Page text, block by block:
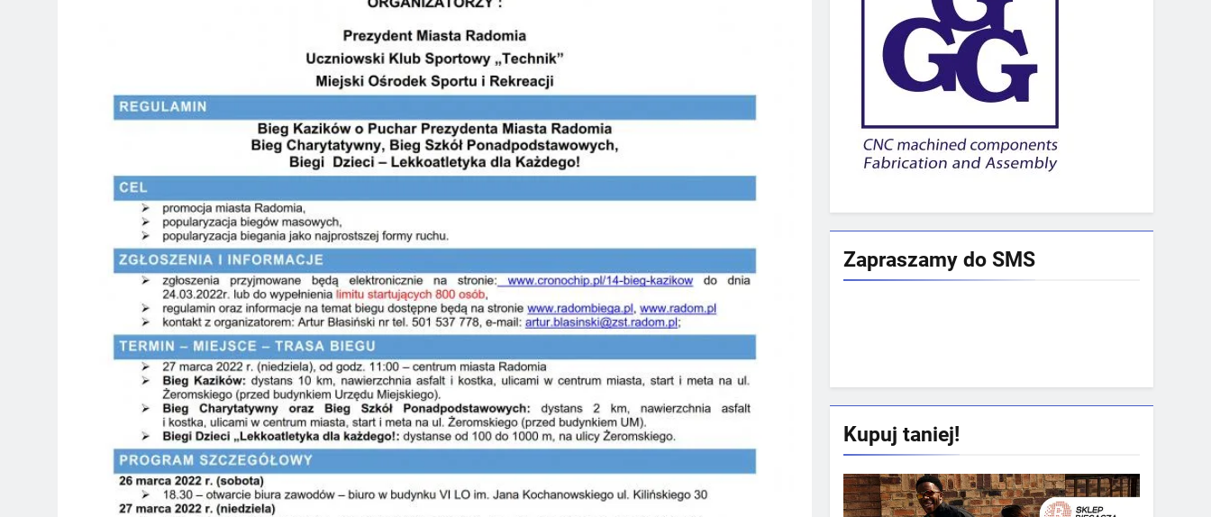
Zapraszamy do SMS
Kupuj taniej!